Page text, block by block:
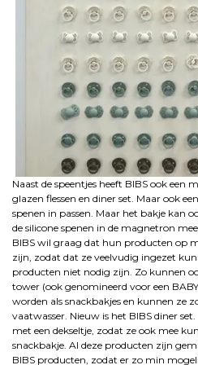
Naast de speentjes heeft BIBS ook een
glazen flessen en diner set. Maar ook
spenen in passen. Maar het bakje kan
de silicone spenen in de magnetron
BIBS wil graag dat hun producten op
zijn, zodat dat ze veelvudig ingezet
producten niet nodig zijn. Zo kunnen
tower (ook genomineerd voor een
worden als snackbakjes en kunnen ze
vaatwasser. Nieuw is het BIBS diner
met een dekseltje, zodat ze ook mee
snackbakje. Al deze producten zijn
BIBS producten, zodat er zo min